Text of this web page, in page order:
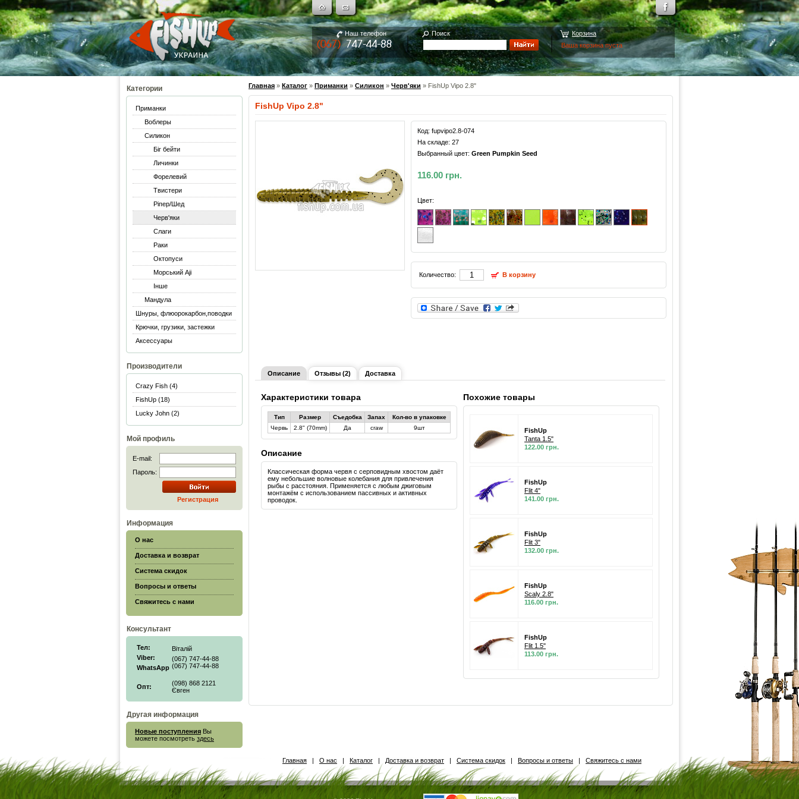
Наш телефон Поиск
Корзина
Ваша корзина пуста
Категории
Приманки
Воблеры
Силикон
Біг бейти
Личинки
Форелевий
Твистери
Ріпер/Шед
Черв'яки
Слаги
Раки
Октопуси
Морський Aji
Інше
Мандула
Шнуры, флюорокарбон,поводки
Крючки, грузики, застежки
Аксессуары
Производители
Crazy Fish (4)
FishUp (18)
Lucky John (2)
Мой профиль
E-mail:
Пароль:
Регистрация
Информация
О нас
Доставка и возврат
Система скидок
Вопросы и ответы
Свяжитесь с нами
Консультант
Тел:
Viber:
WhatsApp
Віталій
(067) 747-44-88
(067) 747-44-88
Опт:
(098) 868 2121
Євген
Другая информация
Новые поступления Вы
можете посмотреть здесь
Главная » Каталог » Приманки » Силикон » Черв'яки » FishUp Vipo 2.8"
FishUp Vipo 2.8"
Код: fupvipo2.8-074
На складе: 27
Выбранный цвет: Green Pumpkin Seed
116.00 грн.
Цвет:
Количество: В корзину
Описание Отзывы (2) Доставка
Характеристики товара
Тип Размер Съедобка Запах
Кол-во в упаковке
Червь
2.8" (70mm) Да craw 9шт
Описание
Классическая форма червя с серповидным хвостом даёт
ему небольшие волновые колебания для привлечения
рыбы с расстояния. Применяется с любым джиговым
монтажём с использованием пассивных и активных
проводок.
Похожие товары
FishUp
Tanta 1.5"
122.00 грн.
FishUp
Flit 4"
141.00 грн.
FishUp
Flit 3"
132.00 грн.
FishUp
Scaly 2.8"
116.00 грн.
FishUp
Flit 1.5"
113.00 грн.
Главная | О нас | Каталог | Доставка и возврат | Система скидок | Вопросы и ответы | Свяжитесь с нами